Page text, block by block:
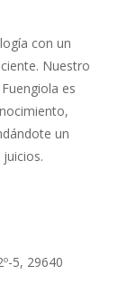
con un
Nuestro
es
un
5, 29640